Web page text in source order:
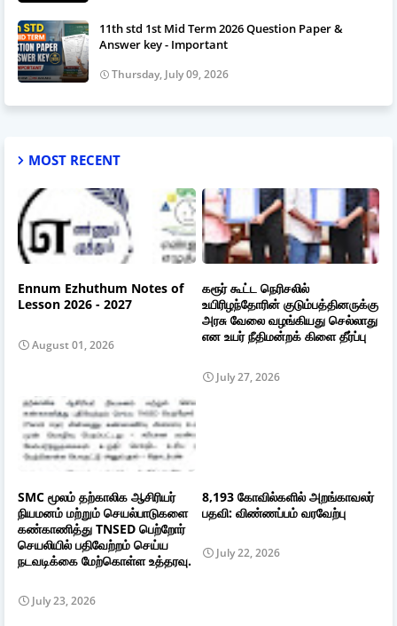
11th std 1st Mid Term 2026 Question Paper &
Answer key - Important
Thursday, July 09, 2026
MOST RECENT
Ennum Ezhuthum Notes of
Lesson 2026 - 2027
August 01, 2026
கரூர் கூட்ட நெரிசலில்
உயிரிழந்தோரின் குடும்பத்தினருக்கு
அரசு வேலை வழங்கியது செல்லாது
என உயர் நீதிமன்றக் கிளை தீர்ப்பு
July 27, 2026
SMC மூலம் தற்காலிக ஆசிரியர்
நியமனம் மற்றும் செயல்பாடுகளை
கண்காணித்து TNSED பெற்றோர்
செயலியில் பதிவேற்றம் செய்ய
நடவடிக்கை மேற்கொள்ள உத்தரவு.
July 23, 2026
8,193 கோவில்களில் அறங்காவலர்
பதவி: விண்ணப்பம் வரவேற்பு
July 22, 2026